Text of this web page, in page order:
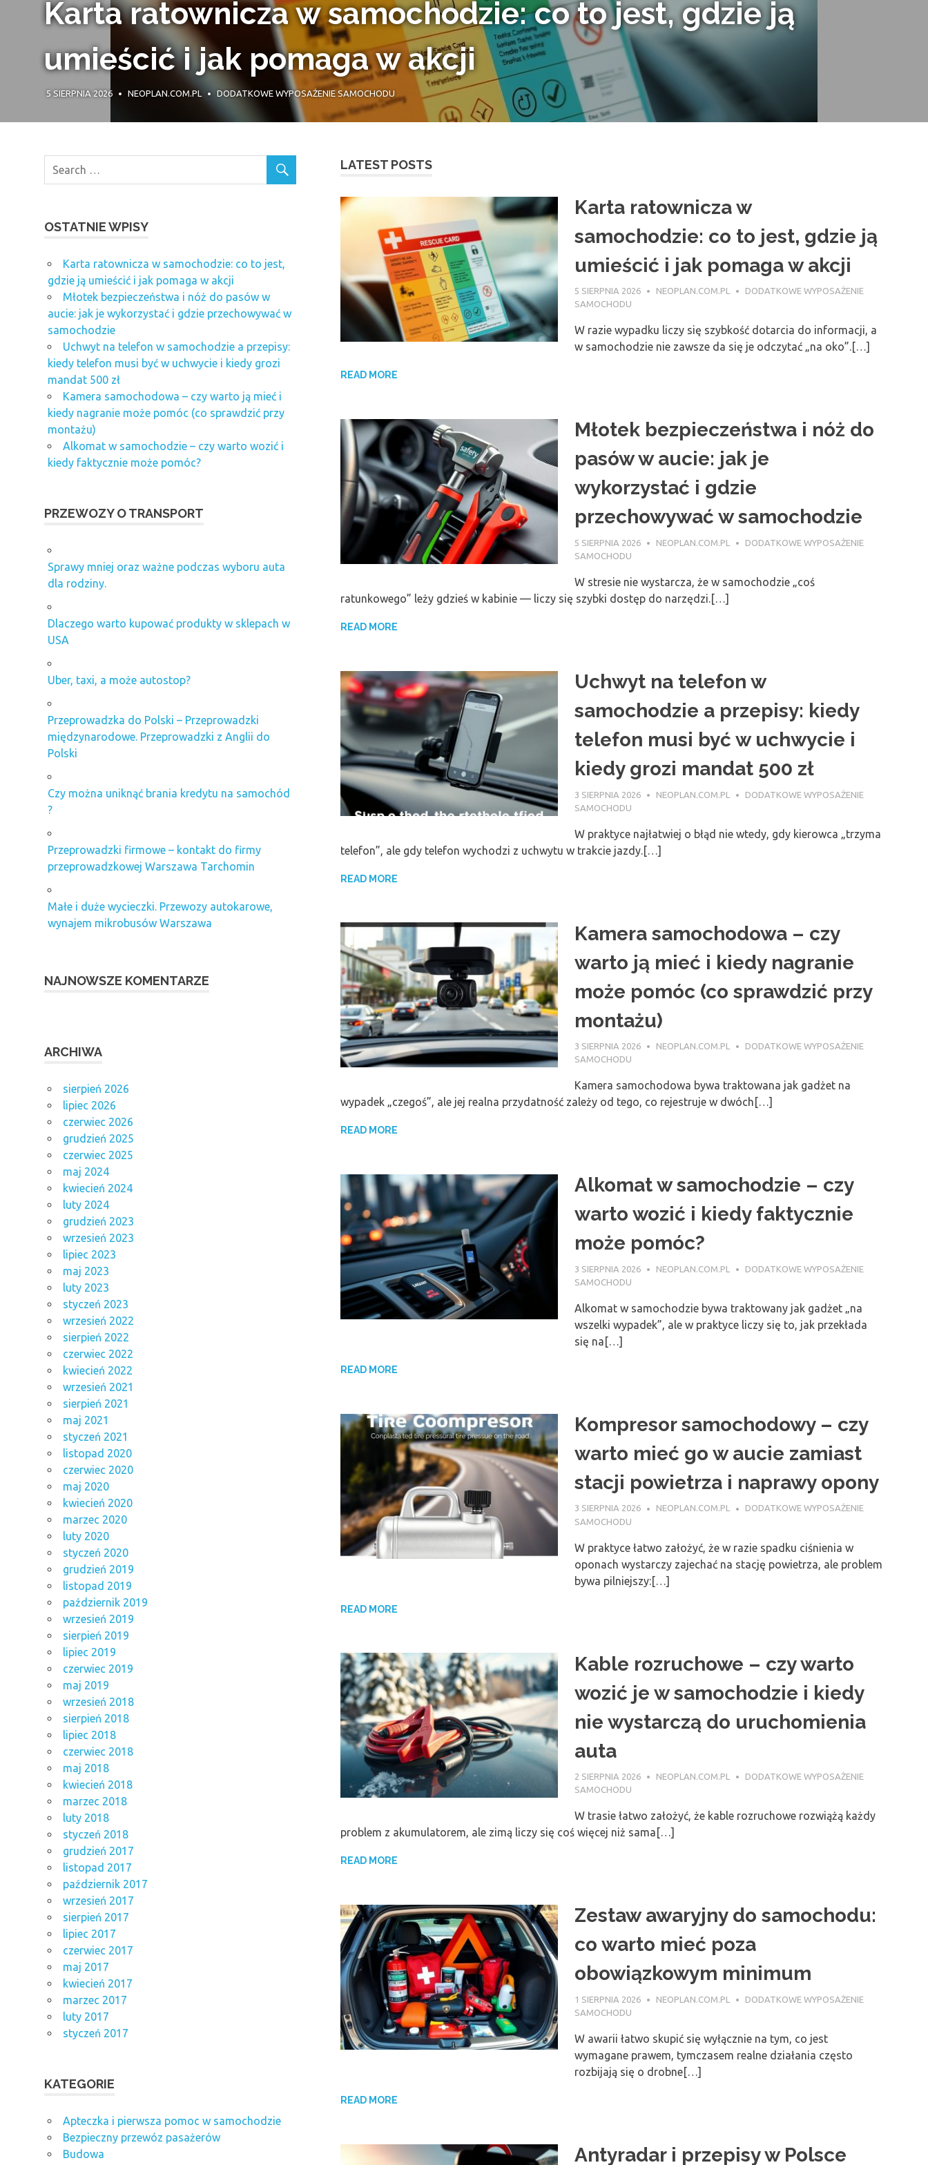
Karta ratownicza w samochodzie: co to jest, gdzie ją
umieścić i jak pomaga w akcji
5 SIERPNIA 2026 NEOPLAN.COM.PL DODATKOWE WYPOSAŻENIE SAMOCHODU
LATEST POSTS
Karta ratownicza w
samochodzie: co to jest, gdzie ją
umieścić i jak pomaga w akcji
5 SIERPNIA 2026 NEOPLAN.COM.PL
DODATKOWE WYPOSAŻENIE
SAMOCHODU
W razie wypadku liczy się szybkość dotarcia do informacji, a
w samochodzie nie zawsze da się je odczytać „na oko”.[…]
READ MORE
Młotek bezpieczeństwa i nóż do
pasów w aucie: jak je
wykorzystać i gdzie
przechowywać w samochodzie
5 SIERPNIA 2026 NEOPLAN.COM.PL
DODATKOWE WYPOSAŻENIE
SAMOCHODU
W stresie nie wystarcza, że w samochodzie „coś
ratunkowego” leży gdzieś w kabinie — liczy się szybki dostęp do narzędzi.[…]
READ MORE
Uchwyt na telefon w
samochodzie a przepisy: kiedy
telefon musi być w uchwycie i
kiedy grozi mandat 500 zł
3 SIERPNIA 2026 NEOPLAN.COM.PL
DODATKOWE WYPOSAŻENIE
SAMOCHODU
W praktyce najłatwiej o błąd nie wtedy, gdy kierowca „trzyma
telefon”, ale gdy telefon wychodzi z uchwytu w trakcie jazdy.[…]
READ MORE
Kamera samochodowa – czy
warto ją mieć i kiedy nagranie
może pomóc (co sprawdzić przy
montażu)
3 SIERPNIA 2026 NEOPLAN.COM.PL
DODATKOWE WYPOSAŻENIE
SAMOCHODU
Kamera samochodowa bywa traktowana jak gadżet na
wypadek „czegoś”, ale jej realna przydatność zależy od tego, co rejestruje w dwóch[…]
READ MORE
Alkomat w samochodzie – czy
warto wozić i kiedy faktycznie
może pomóc?
3 SIERPNIA 2026 NEOPLAN.COM.PL
DODATKOWE WYPOSAŻENIE
SAMOCHODU
Alkomat w samochodzie bywa traktowany jak gadżet „na
wszelki wypadek”, ale w praktyce liczy się to, jak przekłada
się na[…]
READ MORE
Kompresor samochodowy – czy
warto mieć go w aucie zamiast
stacji powietrza i naprawy opony
3 SIERPNIA 2026 NEOPLAN.COM.PL
DODATKOWE WYPOSAŻENIE
SAMOCHODU
W praktyce łatwo założyć, że w razie spadku ciśnienia w
oponach wystarczy zajechać na stację powietrza, ale problem
bywa pilniejszy:[…]
READ MORE
Kable rozruchowe – czy warto
wozić je w samochodzie i kiedy
nie wystarczą do uruchomienia
auta
2 SIERPNIA 2026 NEOPLAN.COM.PL
DODATKOWE WYPOSAŻENIE
SAMOCHODU
W trasie łatwo założyć, że kable rozruchowe rozwiążą każdy
problem z akumulatorem, ale zimą liczy się coś więcej niż sama[…]
READ MORE
Zestaw awaryjny do samochodu:
co warto mieć poza
obowiązkowym minimum
1 SIERPNIA 2026 NEOPLAN.COM.PL
DODATKOWE WYPOSAŻENIE
SAMOCHODU
W awarii łatwo skupić się wyłącznie na tym, co jest
wymagane prawem, tymczasem realne działania często
rozbijają się o drobne[…]
READ MORE
Antyradar i przepisy w Polsce
OSTATNIE WPISY
Karta ratownicza w samochodzie: co to jest,
gdzie ją umieścić i jak pomaga w akcji
Młotek bezpieczeństwa i nóż do pasów w
aucie: jak je wykorzystać i gdzie przechowywać w
samochodzie
Uchwyt na telefon w samochodzie a przepisy:
kiedy telefon musi być w uchwycie i kiedy grozi
mandat 500 zł
Kamera samochodowa – czy warto ją mieć i
kiedy nagranie może pomóc (co sprawdzić przy
montażu)
Alkomat w samochodzie – czy warto wozić i
kiedy faktycznie może pomóc?
PRZEWOZY O TRANSPORT
Sprawy mniej oraz ważne podczas wyboru auta
dla rodziny.
Dlaczego warto kupować produkty w sklepach w
USA
Uber, taxi, a może autostop?
Przeprowadzka do Polski – Przeprowadzki
międzynarodowe. Przeprowadzki z Anglii do
Polski
Czy można uniknąć brania kredytu na samochód
?
Przeprowadzki firmowe – kontakt do firmy
przeprowadzkowej Warszawa Tarchomin
Małe i duże wycieczki. Przewozy autokarowe,
wynajem mikrobusów Warszawa
NAJNOWSZE KOMENTARZE
ARCHIWA
sierpień 2026
lipiec 2026
czerwiec 2026
grudzień 2025
czerwiec 2025
maj 2024
kwiecień 2024
luty 2024
grudzień 2023
wrzesień 2023
lipiec 2023
maj 2023
luty 2023
styczeń 2023
wrzesień 2022
sierpień 2022
czerwiec 2022
kwiecień 2022
wrzesień 2021
sierpień 2021
maj 2021
styczeń 2021
listopad 2020
czerwiec 2020
maj 2020
kwiecień 2020
marzec 2020
luty 2020
styczeń 2020
grudzień 2019
listopad 2019
październik 2019
wrzesień 2019
sierpień 2019
lipiec 2019
czerwiec 2019
maj 2019
wrzesień 2018
sierpień 2018
lipiec 2018
czerwiec 2018
maj 2018
kwiecień 2018
marzec 2018
luty 2018
styczeń 2018
grudzień 2017
listopad 2017
październik 2017
wrzesień 2017
sierpień 2017
lipiec 2017
czerwiec 2017
maj 2017
kwiecień 2017
marzec 2017
luty 2017
styczeń 2017
KATEGORIE
Apteczka i pierwsza pomoc w samochodzie
Bezpieczny przewóz pasażerów
Budowa